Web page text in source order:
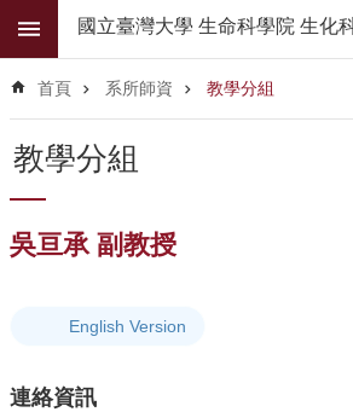
跳到主要內容區塊
階
尋
公
佈
欄
系
國立臺灣大學 生命科學院 生化
首頁 系所師資 教學分組
教學分組
吳亘承 副教授
English Version
連絡資訊